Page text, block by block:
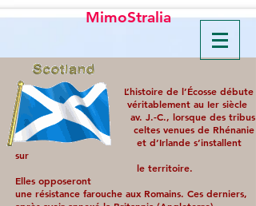
MimoStralia
L’histoire de l’Écosse débute
véritablement au Ier siècle
av. J.-C., lorsque des tribus
celtes venues de Rhénanie
et d’Irlande s’installent
sur
le territoire.
Elles opposeront
une résistance farouche aux Romains. Ces derniers,